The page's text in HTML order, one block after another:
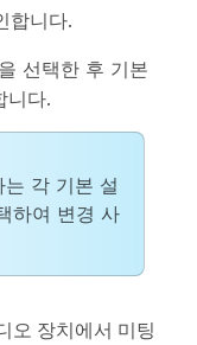
합니다.
을 선택한 후 기본
니다.
각 기본 설
하여 변경 사
오 장치에서 미팅